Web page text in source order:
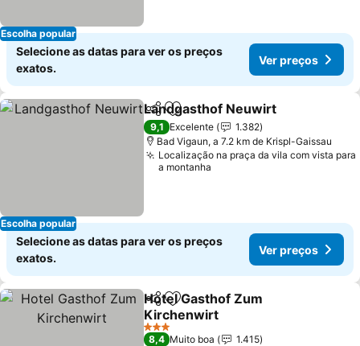
Escolha popular
Selecione as datas para ver os preços
exatos.
Ver preços
Escolha popular
PartilharAdicionar aos favoritos
Landgasthof Neuwirt
9,1 Excelente
1.382
Bad Vigaun, a 7.2 km de Krispl-Gaissau
Localização na praça da vila com vista para
a montanha
Selecione as datas para ver os preços
exatos.
Ver preços
PartilharAdicionar aos favoritos
Hotel Gasthof Zum
Kirchenwirt
Ver preços
3 Estrelas
8,4 Muito boa
1.415